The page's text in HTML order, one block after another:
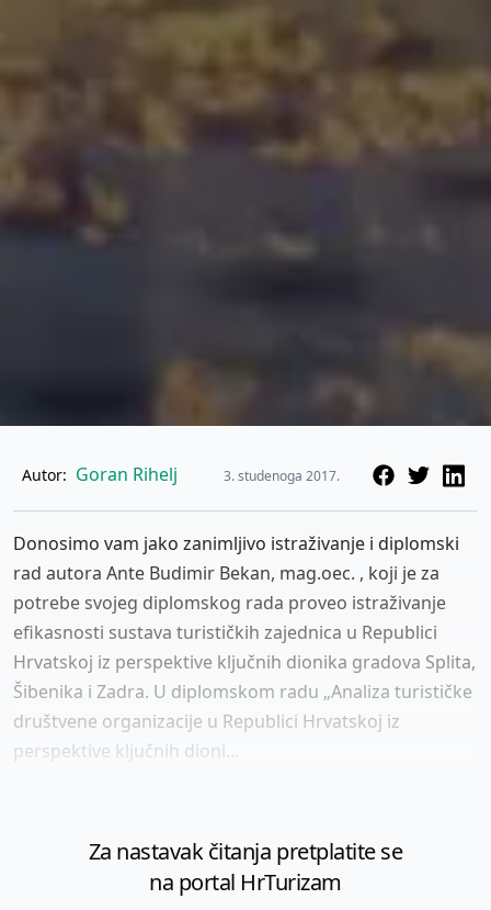
Autor: Goran Rihelj 3. studenoga 2017.
Donosimo vam jako zanimljivo istraživanje i diplomski
rad autora Ante Budimir Bekan, mag.oec. , koji je za
potrebe svojeg diplomskog rada proveo istraživanje
efikasnosti sustava turističkih zajednica u Republici
Hrvatskoj iz perspektive ključnih dionika gradova Splita,
Šibenika i Zadra. U diplomskom radu „Analiza turističke
društvene organizacije u Republici Hrvatskoj iz
perspektive ključnih dioni...
Za nastavak čitanja pretplatite se
na portal HrTurizam